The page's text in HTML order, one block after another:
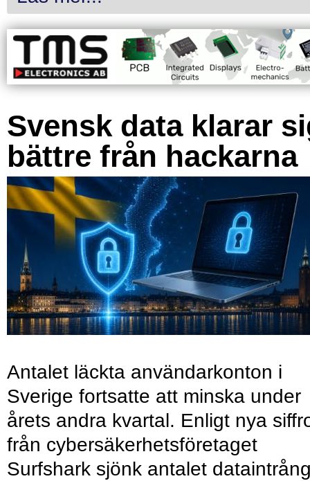
Svensk data klarar
bättre från hackarna
Antalet läckta användarkonton i
Sverige fortsatte att minska under
årets andra kvartal. Enligt nya
från cybersäkerhetsföretaget
Surfshark sjönk antalet